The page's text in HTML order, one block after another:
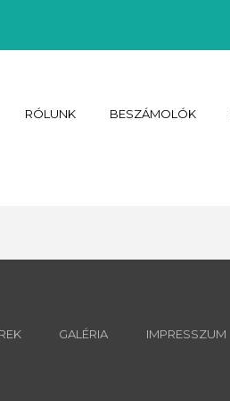
RÓLUNK BESZÁMOLÓK
GALÉRIA IMPRESSZUM